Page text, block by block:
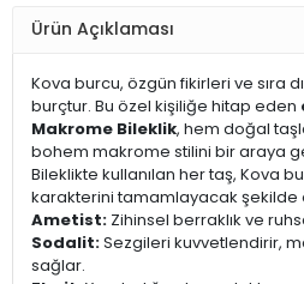
Ürün Açıklaması
Kova burcu, özgün fikirleri ve sıra
burçtur. Bu özel kişiliğe hitap eden
Makrome Bileklik, hem doğal
bohem makrome stilini bir araya
Bileklikte kullanılan her taş, Kova
karakterini tamamlayacak şekilde
Ametist: Zihinsel berraklık ve
Sodalit:Sezgileri kuvvetlendirir,
sağlar.